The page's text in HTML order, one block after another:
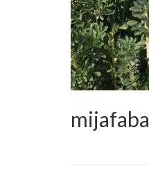
mijafaba